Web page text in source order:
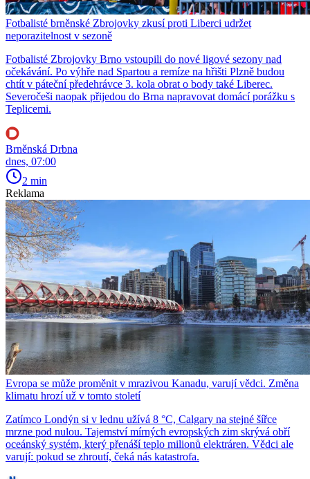
Fotbalisté brněnské Zbrojovky zkusí proti Liberci udržet
neporazitelnost v sezoně
Fotbalisté Zbrojovky Brno vstoupili do nové ligové sezony nad
očekávání. Po výhře nad Spartou a remíze na hřišti Plzně budou
chtít v páteční předehrávce 3. kola obrat o body také Liberec.
Severočeši naopak přijedou do Brna napravovat domácí porážku s
Teplicemi.
Brněnská Drbna
dnes, 07:00
2 min
Reklama
Evropa se může proměnit v mrazivou Kanadu, varují vědci. Změna
klimatu hrozí už v tomto století
Zatímco Londýn si v lednu užívá 8 °C, Calgary na stejné šířce
mrzne pod nulou. Tajemství mírných evropských zim skrývá obří
oceánský systém, který přenáší teplo milionů elektráren. Vědci ale
varují: pokud se zhroutí, čeká nás katastrofa.